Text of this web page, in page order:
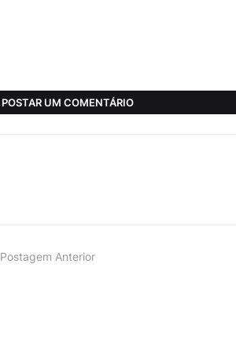
POSTAR UM COMENTÁRIO
Postagem Anterior